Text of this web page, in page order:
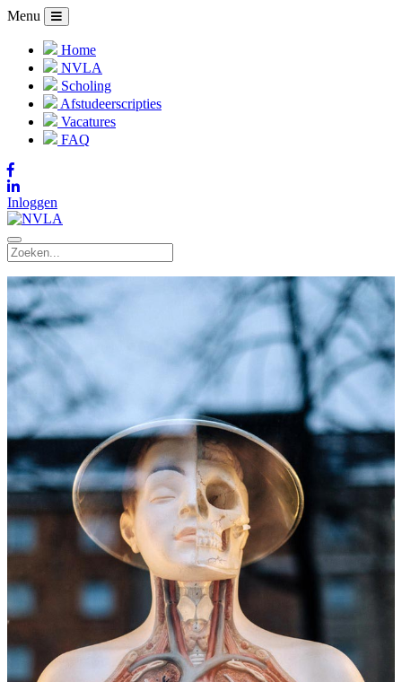
Menu
Home
NVLA
Scholing
Afstudeerscripties
Vacatures
FAQ
Inloggen